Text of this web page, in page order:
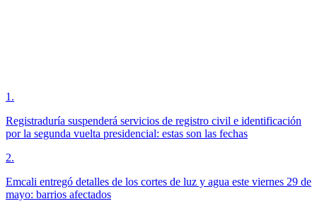
1 .
Registraduría suspenderá servicios de registro civil e identificación
por la segunda vuelta presidencial: estas son las fechas
2.
Emcali entregó detalles de los cortes de luz y agua este viernes 29 de
mayo: barrios afectados